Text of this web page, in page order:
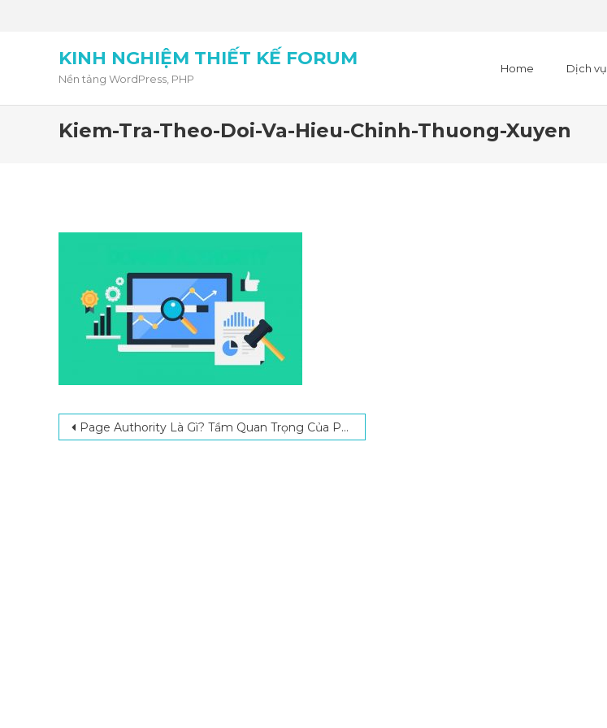
KINH NGHIỆM THIẾT KẾ FORUM
Nền tảng WordPress, PHP
Home Dịch vụ
Kiem-Tra-Theo-Doi-Va-Hieu-Chinh-Thuong-Xuyen
Post navigation
Page Authority Là Gì? Tầm Quan Trọng Của Page Authority Trong SEO